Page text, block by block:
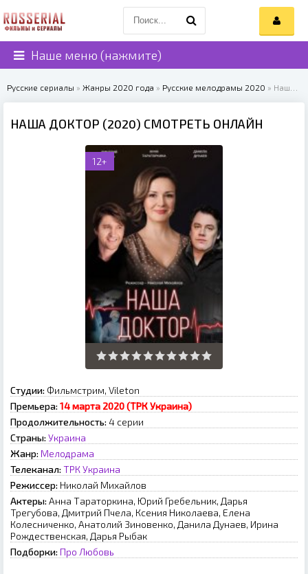
Наше меню (нажмите)
Русские сериалы » Жанры 2020 года » Русские мелодрамы 2020 » Наша доктор (2020)
НАША ДОКТОР (2020) СМОТРЕТЬ ОНЛАЙН
12+
Студии: Фильмстрим, Vileton
Премьера: 14 марта 2020 (ТРК Украина)
Продолжительность: 4 серии
Страны: Украина
Жанр: Мелодрама
Телеканал: ТРК Украина
Режиссер: Николай Михайлов
Актеры: Анна Тараторкина, Юрий Гребельник, Дарья
Трегубова, Дмитрий Пчела, Ксения Николаева, Елена
Колесниченко, Анатолий Зиновенко, Данила Дунаев, Ирина
Рождественская, Дарья Рыбак
Подборки: Про Любовь